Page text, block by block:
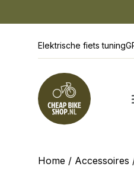
Elektrische fiets tuning
Home / Accessoires